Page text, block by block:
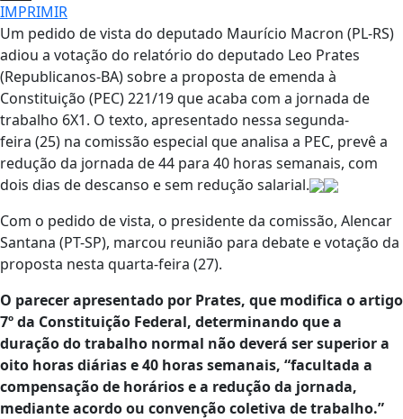
IMPRIMIR
Um pedido de vista do deputado Maurício Macron (PL-RS)
adiou a votação do relatório do deputado Leo Prates
(Republicanos-BA) sobre a proposta de emenda à
Constituição (PEC) 221/19 que acaba com a jornada de
trabalho 6X1. O texto, apresentado nessa segunda-
feira (25) na comissão especial que analisa a PEC, prevê a
redução da jornada de 44 para 40 horas semanais, com
dois dias de descanso e sem redução salarial.
Com o pedido de vista, o presidente da comissão, Alencar
Santana (PT-SP), marcou reunião para debate e votação da
proposta nesta quarta-feira (27).
O parecer apresentado por Prates, que modifica o artigo
7º da Constituição Federal, determinando que a
duração do trabalho normal não deverá ser superior a
oito horas diárias e 40 horas semanais, “facultada a
compensação de horários e a redução da jornada,
mediante acordo ou convenção coletiva de trabalho.”